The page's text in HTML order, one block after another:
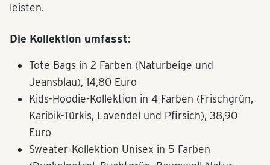
leisten.
Die Kollektion umfasst:
Tote Bags in 2 Farben (Naturbeige und
Jeansblau), 14,80 Euro
Kids-Hoodie-Kollektion in 4 Farben (Frischgrün,
Karibik-Türkis, Lavendel und Pfirsich), 38,90
Euro
Sweater-Kollektion Unisex in 5 Farben